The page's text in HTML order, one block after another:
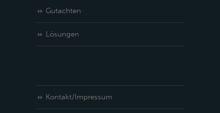
Gutachten
Lösungen
Kontakt/Impressum